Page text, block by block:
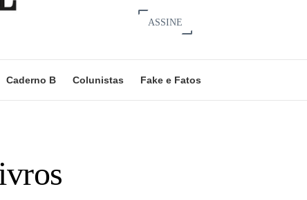
ASSINE
Caderno B Colunistas Fake e Fatos